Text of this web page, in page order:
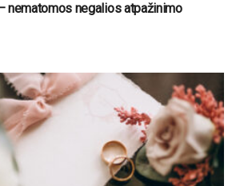
nematomos negalios atpažinimo